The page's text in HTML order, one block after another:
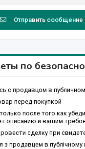
Отправить сообщение
по
с продавцом в
перед покупкой
после того как
описанию и вашим
сделку при
продавцем в публічному